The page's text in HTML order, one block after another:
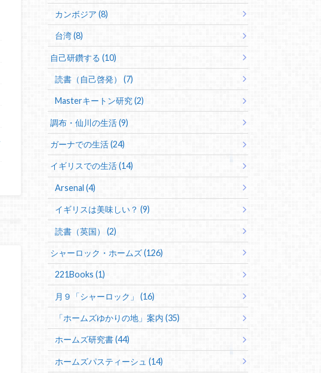
カンボジア (8)
台湾 (8)
自己研鑽する (10)
読書（自己啓発） (7)
Masterキートン研究 (2)
調布・仙川の生活 (9)
ガーナでの生活 (24)
イギリスでの生活 (14)
Arsenal (4)
イギリスは美味しい？ (9)
読書（英国） (2)
シャーロック・ホームズ (126)
221Books (1)
月９「シャーロック」 (16)
「ホームズゆかりの地」案内 (35)
ホームズ研究書 (44)
ホームズパスティーシュ (14)